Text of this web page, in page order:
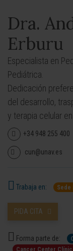
Dra.
Erburu
Especialista en
Pediátrica.
Dedicación
del desarrollo,
y terapia celular
+34 948 255 400
cun@unav.es
Trabaja en: Sede
PIDA CITA
Forma parte de:
Cancer Center